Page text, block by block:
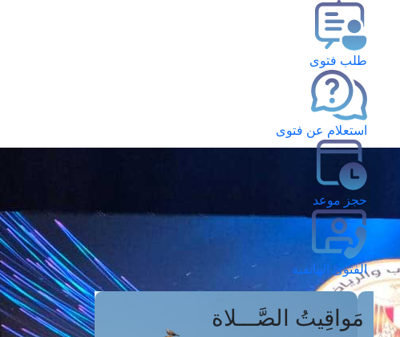
طلب فتوى
استعلام عن فتوى
حجز موعد
الفتوى الهاتفية
مَواقِيتُ الصَّـــلاة